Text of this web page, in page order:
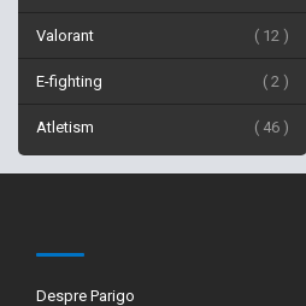
Valorant 12
E-fighting 2
Atletism 46
Despre Parigo